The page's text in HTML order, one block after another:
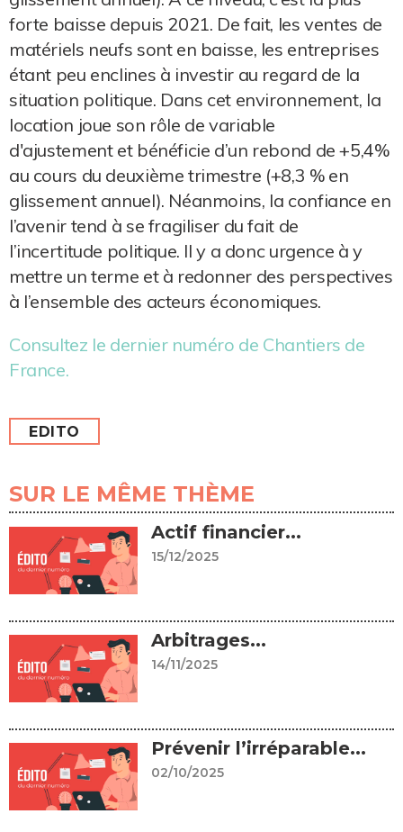
forte baisse depuis 2021. De fait, les ventes de
matériels neufs sont en baisse, les entreprises
étant peu enclines à investir au regard de la
situation politique. Dans cet environnement, la
location joue son rôle de variable
d'ajustement et bénéficie d’un rebond de +5,4%
au cours du deuxième trimestre (+8,3 % en
glissement annuel). Néanmoins, la confiance en
l’avenir tend à se fragiliser du fait de
l’incertitude politique. Il y a donc urgence à y
mettre un terme et à redonner des perspectives
à l’ensemble des acteurs économiques.
Consultez le dernier numéro de Chantiers de
France.
EDITO
SUR LE MÊME THÈME
Actif financier...
15/12/2025
Arbitrages...
14/11/2025
Prévenir l’irréparable...
02/10/2025